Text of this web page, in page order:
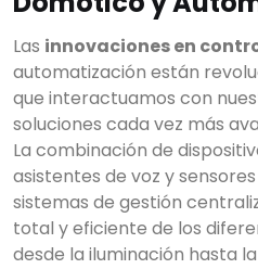
Las innovaciones en
automatización están
que interactuamos con
soluciones cada vez más
La combinación de
asistentes de voz y
sistemas de gestión
total y eficiente de los
desde la iluminación hasta